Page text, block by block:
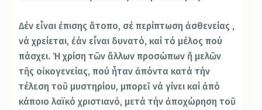
Δέν εἶναι ἐπισης ἄτοπο, σέ περίπτωση ἀσθενείας ,
νά χρείεται, ἐάν εἶναι δυνατό, καί τό μέλος πού
πάσχει. Ἡ χρίση τῶν ἄλλων προσώπων ἤ μελῶν
τῆς οἰκογενείας, πού ἦταν ἀπόντα κατά τήν
τέλεση τοῦ μυστηρίου, μπορεῖ νά γίνει καί ἀπό
κάποιο λαϊκό χριστιανό, μετά τήν ἀποχώρηση τοῦ